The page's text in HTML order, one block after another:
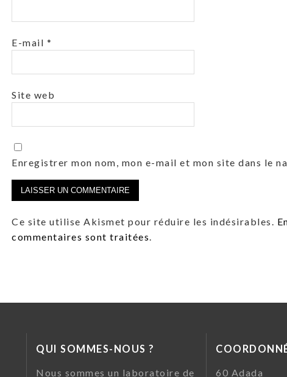
E-mail *
Site web
Enregistrer mon nom, mon e-mail et mon site dans le
Ce site utilise Akismet pour réduire les indésirables.
commentaires sont traitées.
QUI SOMMES-NOUS ?
Nous sommes un laboratoire de 60